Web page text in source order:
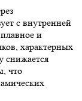
с внутренней
и
характерных
снижается
что